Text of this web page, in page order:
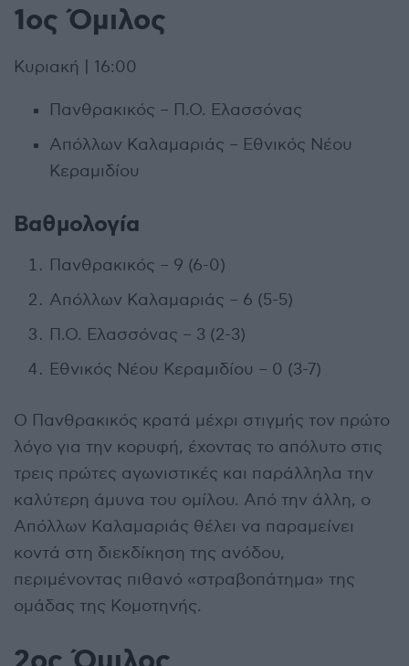
1ος Όμιλος
Κυριακή | 16:00
Πανθρακικός – Π.Ο. Ελασσόνας
Απόλλων Καλαμαριάς – Εθνικός Νέου
Κεραμιδίου
Βαθμολογία
Πανθρακικός – 9 (6-0)
Απόλλων Καλαμαριάς – 6 (5-5)
Π.Ο. Ελασσόνας – 3 (2-3)
Εθνικός Νέου Κεραμιδίου – 0 (3-7)
Ο Πανθρακικός κρατά μέχρι στιγμής τον πρώτο
λόγο για την κορυφή, έχοντας το απόλυτο στις
τρεις πρώτες αγωνιστικές και παράλληλα την
καλύτερη άμυνα του ομίλου. Από την άλλη, ο
Απόλλων Καλαμαριάς θέλει να παραμείνει
κοντά στη διεκδίκηση της ανόδου,
περιμένοντας πιθανό «στραβοπάτημα» της
ομάδας της Κομοτηνής.